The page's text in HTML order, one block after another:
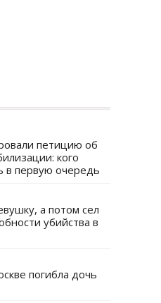
петицию об
кого
в первую очередь
а потом сел
убийства в
погибла дочь